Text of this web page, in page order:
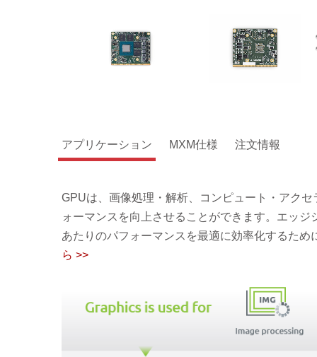
アプリケーション MXM仕様 注文情報
GPUは、画像処理・解析、コンピュート・アク
ォーマンスを向上させることができます。エッ
あたりのパフォーマンスを最適に効率化するた
ら >>